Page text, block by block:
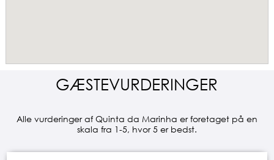
GÆSTEVURDERINGER
Alle vurderinger af Quinta da Marinha er foretaget på en
skala fra 1-5, hvor 5 er bedst.